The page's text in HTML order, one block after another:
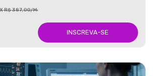
R$ 387,00/Mês
INSCREVA-SE